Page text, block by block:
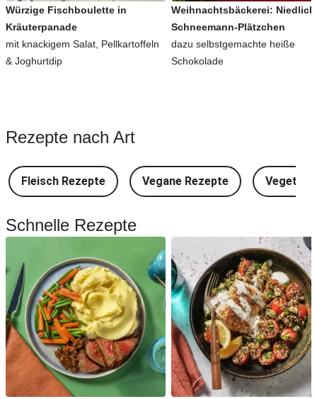
Würzige Fischboulette in
Kräuterpanade
mit knackigem Salat, Pellkartoffeln
& Joghurtdip
Weihnachtsbäckerei:
Schneemann-Plätzchen
dazu selbstgemachte heiße
Schokolade
Rezepte nach Art
Fleisch Rezepte Vegane Rezepte
Schnelle Rezepte